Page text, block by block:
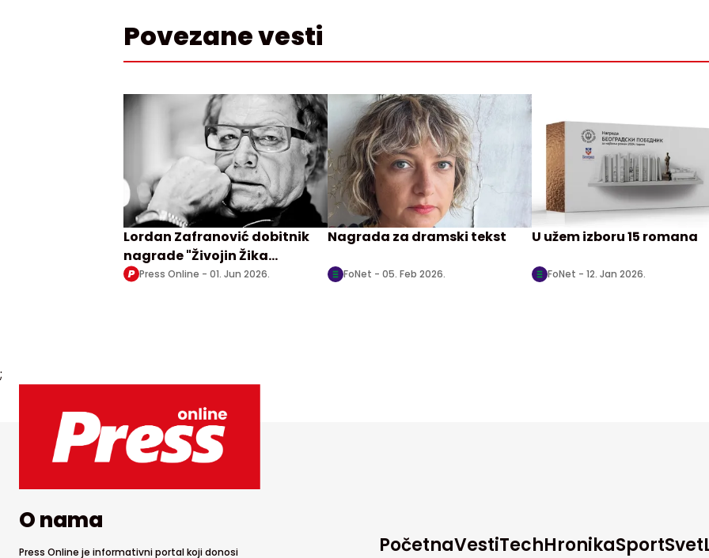
Povezane vesti
Lordan Zafranović dobitnik
nagrade "Živojin Žika
Pavlović"
Press Online - 01. Jun 2026.
Nagrada za dramski tekst
FoNet - 05. Feb 2026.
U užem izboru 15 romana
FoNet - 12. Jan 2026.
;
O nama
Press Online je informativni portal koji donosi PočetnaVestiTechHronikaSportSvet